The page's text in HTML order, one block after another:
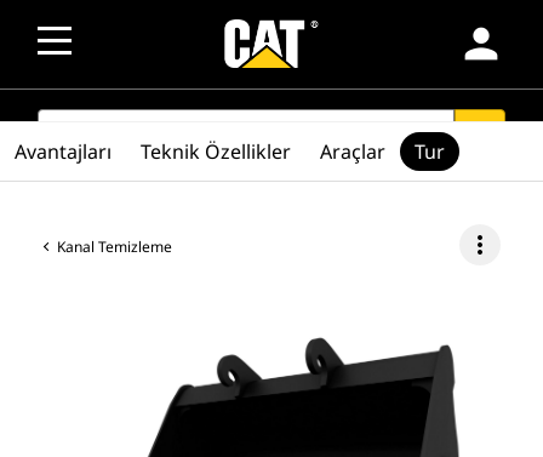
person
SEARCH
Kanal Temizleme more_vert
Avantajları Teknik Özellikler Araçlar Tur